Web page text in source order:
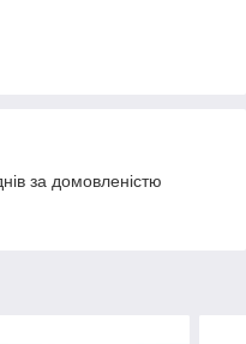
за домовленістю